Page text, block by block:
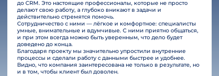
до CRM. Это настоящие профессионалы, которые не просто
делают свою работу, а глубоко вникают в задачи и
действительно стремятся помочь.
Сотрудничество с ними — лёгкое и комфортное: специалисты
умные, внимательные и вдумчивые. С ними приятно общаться,
и при этом всегда можно быть уверенным, что дело будет
доведено до конца.
Благодаря проекту мы значительно упростили внутренние
процессы и сделали работу с данными быстрее и удобнее.
Видно, что компания заинтересована не только в результате, но
и в том, чтобы клиент был доволен.